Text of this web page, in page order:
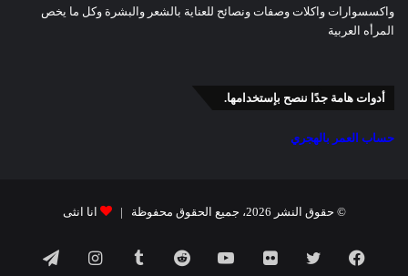
واكسسوارات واكلات وصفات ونصائح للعناية بالشعر والبشرة وكل ما يخص
المرأه العربية
أدوات هامة جدًا ننصح بإستخدامها.
حساب العمر بالهجري
© حقوق النشر 2026، جميع الحقوق محفوظة | انا انثى
فيسبوك تويتر صور يوتيوب ‏Tumblr انستقرام